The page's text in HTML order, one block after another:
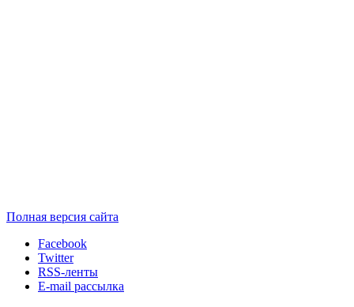
Полная версия сайта
Facebook
Twitter
RSS-ленты
E-mail рассылка